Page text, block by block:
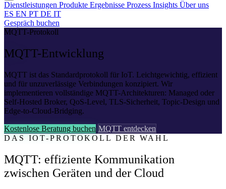
Dienstleistungen Produkte Ergebnisse Prozess Insights Über uns
ES EN PT DE IT
Gespräch buchen
MQTT-Protokoll
MQTT-Entwicklung
MQTT ist das Standardprotokoll für IoT. Leichtgewichtig, effizient
und für unzuverlässige Verbindungen konzipiert. Wir
implementieren vollständige MQTT-Architekturen: Managed oder
Self-Hosted Broker, QoS-Level, TLS-Sicherheit, Topic-Design und
Edge-to-Cloud-Bridging.
Kostenlose Beratung buchen MQTT entdecken
DAS IOT-PROTOKOLL DER WAHL
MQTT: effiziente Kommunikation
zwischen Geräten und der Cloud